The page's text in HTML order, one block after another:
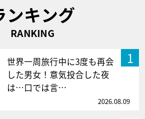
ンキング
RANKING
1
世界一周旅行中に3度も再会
した男女！意気投合した夜
は…口では言…
2026.08.09